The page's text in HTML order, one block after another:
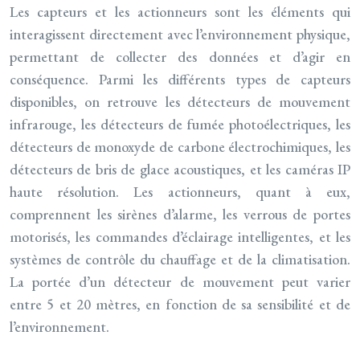
Les capteurs et les actionneurs sont les éléments qui
interagissent directement avec l’environnement physique,
permettant de collecter des données et d’agir en
conséquence. Parmi les différents types de capteurs
disponibles, on retrouve les détecteurs de mouvement
infrarouge, les détecteurs de fumée photoélectriques, les
détecteurs de monoxyde de carbone électrochimiques, les
détecteurs de bris de glace acoustiques, et les caméras IP
haute résolution. Les actionneurs, quant à eux,
comprennent les sirènes d’alarme, les verrous de portes
motorisés, les commandes d’éclairage intelligentes, et les
systèmes de contrôle du chauffage et de la climatisation.
La portée d’un détecteur de mouvement peut varier
entre 5 et 20 mètres, en fonction de sa sensibilité et de
l’environnement.